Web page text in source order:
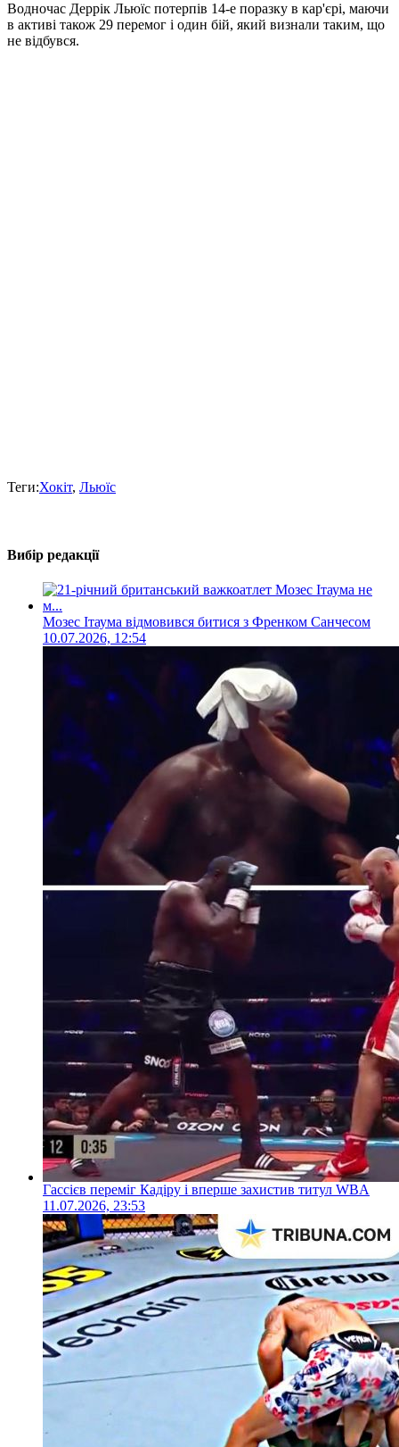
Водночас Деррік Льюїс потерпів 14-е поразку в кар'єрі, маючи
в активі також 29 перемог і один бій, який визнали таким, що
не відбувся.
Теги:Хокіт, Льюїс
Вибір редакції
Мозес Ітаума відмовився битися з Френком Санчесом
10.07.2026, 12:54
Гассієв переміг Кадіру і вперше захистив титул WBA
11.07.2026, 23:53